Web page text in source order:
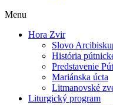
Menu
Hora Zvir
Slovo
História
Predstavenie
Mariánska úcta
Litmanovské
Liturgický program